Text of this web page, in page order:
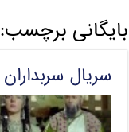
بایگانی برچسب:
سریال سربداران ۱۳۶۳